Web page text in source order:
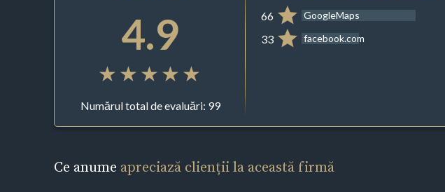
4.9
Numărul total de evaluări: 99
66 GoogleMaps
33 facebook.com
Ce anume apreciază clienții la această firmă